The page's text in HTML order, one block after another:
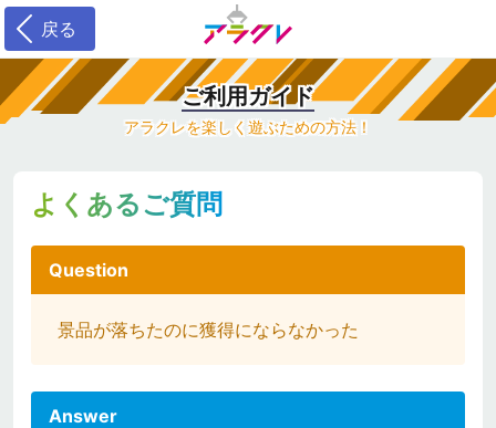
戻る
ご利用ガイド
アラクレを楽しく遊ぶための方法！
よくあるご質問
Question
景品が落ちたのに獲得にならなかった
Answer